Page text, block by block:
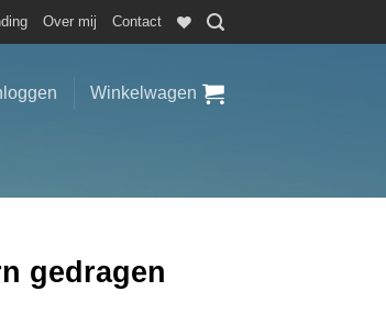
Over mij Contact
Winkelwagen
gedragen